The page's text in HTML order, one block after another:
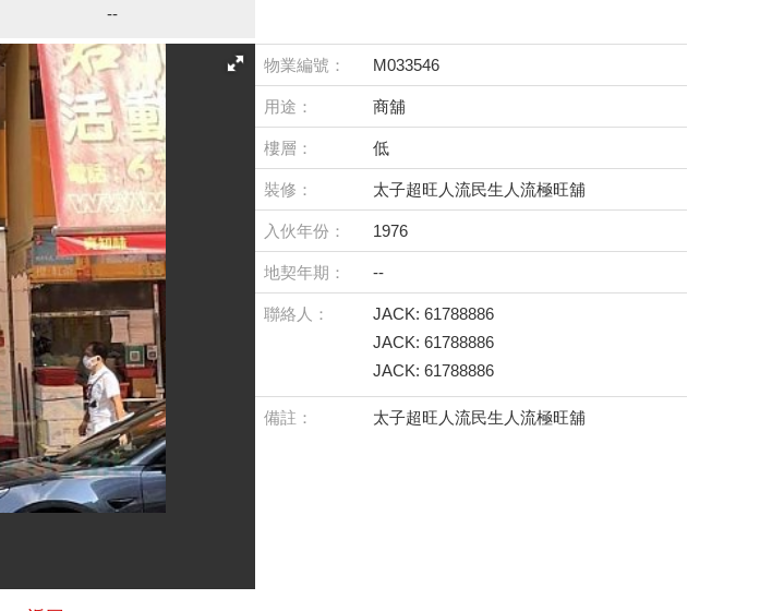
--
物業編號： M033546
用途： 商舖
樓層： 低
裝修： 太子超旺人流民生人流極旺舖
入伙年份： 1976
地契年期： --
聯絡人：
JACK: 61788886
JACK: 61788886
JACK: 61788886
備註： 太子超旺人流民生人流極旺舖